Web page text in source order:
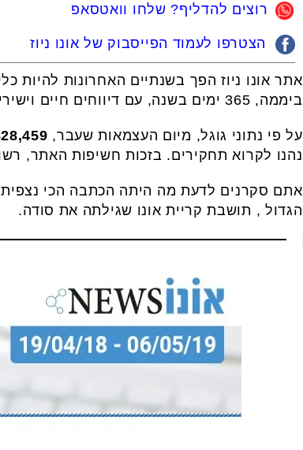
רוצים להדליף? שלחו וואטסאפ
הצטרפו לעמוד הפייסבוק של אונו ניוז
ביממה, 365 ימים בשנה, עם דיווחים חיים וישירים באירועי חירום לצד עדכון שוטף על כל הנעשה בעיר.
על פי נתוני גוגל, מיום העצמאות שעבר, 2,828,459 גולשים קראו כתבות
נהנו לקרוא תחקירים. בזכות חשיפות האתר,
אתם סקרנים לדעת מה היתה הכתבה הכי נצפית באתר? 59,643 אלף
הגדול , תושבת קריית אונו שגילתה את סודה.